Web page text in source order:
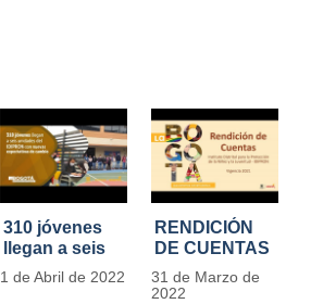
310 jóvenes
llegan a seis
unidades del
IDIPRON con
1 de Abril de 2022
RENDICIÓN
DE CUENTAS
IDIPRON |
Vigencia 2021
31 de Marzo de
2022